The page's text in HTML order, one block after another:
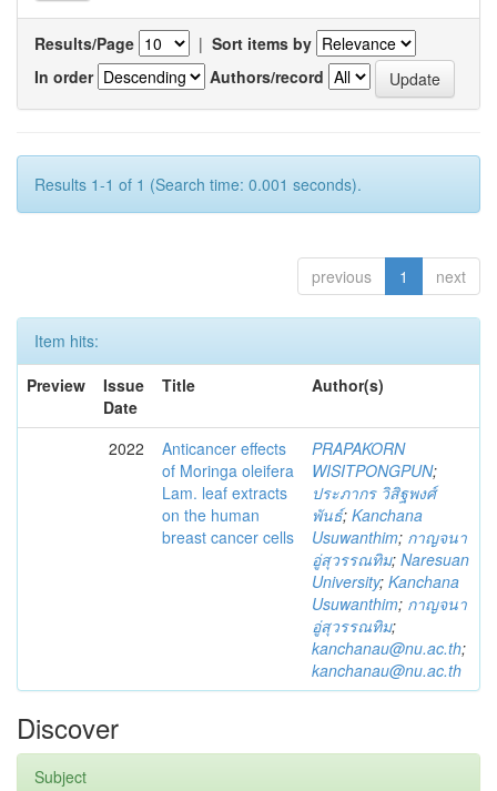
Results/Page | Sort items by
In order
Authors/record
Results 1-1 of 1 (Search time: 0.001 seconds).
previous 1 next
Item hits:
Preview
Issue
Date
Title Author(s)
2022
Anticancer effects
of Moringa oleifera
Lam. leaf extracts
on the human
breast cancer cells
PRAPAKORN
WISITPONGPUN;
ประภากร วิสิฐพงศ์
พันธ์; Kanchana
Usuwanthim; กาญจนา
อู่สุวรรณทิม; Naresuan
University; Kanchana
Usuwanthim; กาญจนา
อู่สุวรรณทิม;
kanchanau@nu.ac.th;
kanchanau@nu.ac.th
Discover
Subject